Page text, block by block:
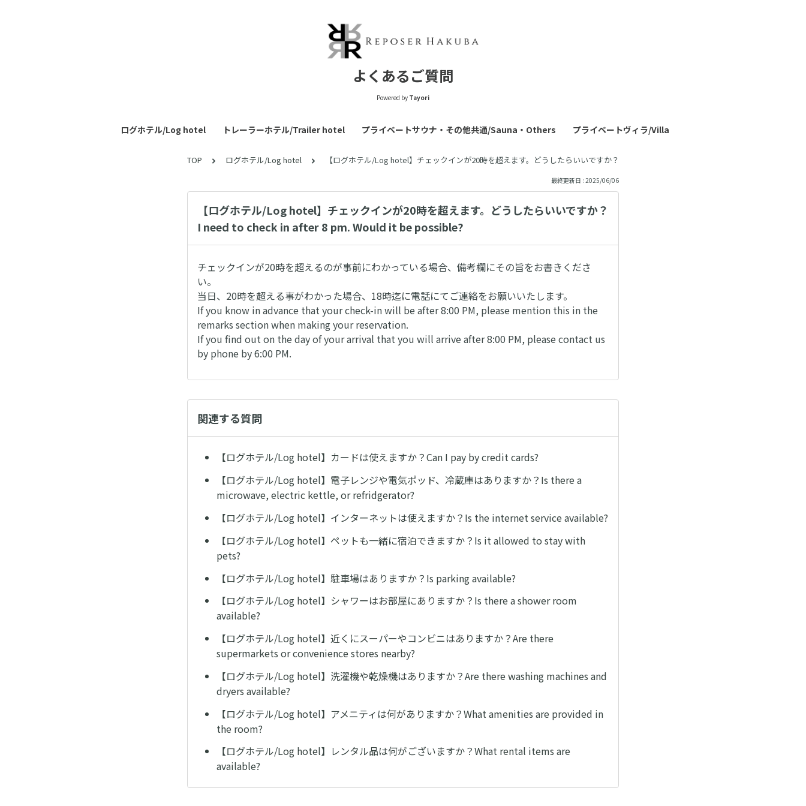
よくあるご質問
Powered by Tayori
ログホテル/Log hotel トレーラーホテル/Trailer hotel プライベートサウナ・その他共通/Sauna・Others プライベートヴィラ/Villa
TOP ログホテル/Log hotel 【ログホテル/Log hotel】チェックインが20時を超えます。どうしたらいいですか？I need to check in after 8 pm. Would it be possible?
最終更新日 : 2025/06/06
【ログホテル/Log hotel】チェックインが20時を超えます。どうしたらいいですか？
I need to check in after 8 pm. Would it be possible?
チェックインが20時を超えるのが事前にわかっている場合、備考欄にその旨をお書きくださ
い。
当日、20時を超える事がわかった場合、18時迄に電話にてご連絡をお願いいたします。
If you know in advance that your check-in will be after 8:00 PM, please mention this in the
remarks section when making your reservation.
If you find out on the day of your arrival that you will arrive after 8:00 PM, please contact us
by phone by 6:00 PM.
関連する質問
【ログホテル/Log hotel】カードは使えますか？Can I pay by credit cards?
【ログホテル/Log hotel】電子レンジや電気ポッド、冷蔵庫はありますか？Is there a
microwave, electric kettle, or refridgerator?
【ログホテル/Log hotel】インターネットは使えますか？Is the internet service available?
【ログホテル/Log hotel】ペットも一緒に宿泊できますか？Is it allowed to stay with
pets?
【ログホテル/Log hotel】駐車場はありますか？Is parking available?
【ログホテル/Log hotel】シャワーはお部屋にありますか？Is there a shower room
available?
【ログホテル/Log hotel】近くにスーパーやコンビニはありますか？Are there
supermarkets or convenience stores nearby?
【ログホテル/Log hotel】洗濯機や乾燥機はありますか？Are there washing machines and
dryers available?
【ログホテル/Log hotel】アメニティは何がありますか？What amenities are provided in
the room?
【ログホテル/Log hotel】レンタル品は何がございますか？What rental items are
available?